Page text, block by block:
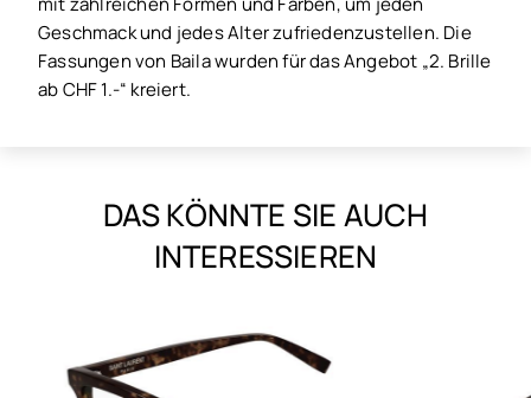
Geschmack und jedes Alter zufriedenzustellen. Die
Fassungen von Baila wurden für das Angebot „2. Brille
ab CHF 1.-“ kreiert.
DAS KÖNNTE SIE AUCH
INTERESSIEREN